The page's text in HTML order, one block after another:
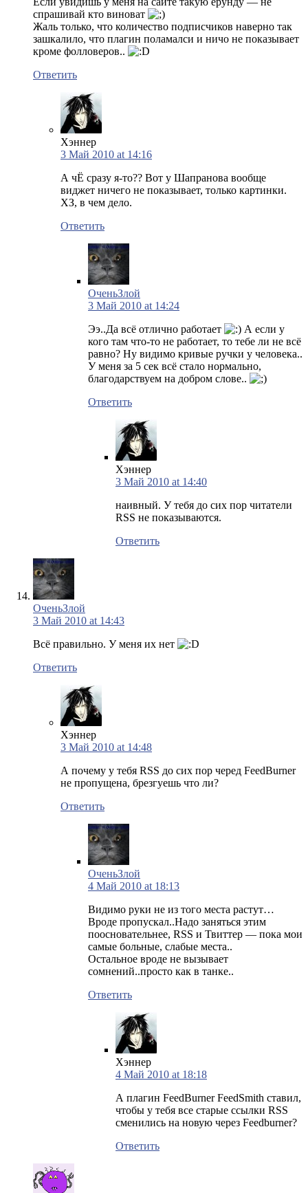
спрашивай кто виноват
Жаль только, что количество подписчиков наверно так
зашкалило, что плагин поламалси и ничо не показывает
кроме фолловеров..
Ответить
Хэннер
3 Май 2010 at 14:16
А чЁ сразу я-то?? Вот у Шапранова вообще
виджет ничего не показывает, только картинки.
ХЗ, в чем дело.
Ответить
ОченьЗлой
3 Май 2010 at 14:24
Ээ..Да всё отлично работает
А если у
кого там что-то не работает, то тебе ли не всё
равно? Ну видимо кривые ручки у человека..
У меня за 5 сек всё стало нормально,
благодарствуем на добром слове..
Ответить
Хэннер
3 Май 2010 at 14:40
наивный. У тебя до сих пор читатели
RSS не показываются.
Ответить
ОченьЗлой
3 Май 2010 at 14:43
Всё правильно. У меня их нет
Ответить
Хэннер
3 Май 2010 at 14:48
А почему у тебя RSS до сих пор черед FeedBurner
не пропущена, брезгуешь что ли?
Ответить
ОченьЗлой
4 Май 2010 at 18:13
Видимо руки не из того места растут…
Вроде пропускал..Надо заняться этим
поосновательнее, RSS и Твиттер — пока мои
самые больные, слабые места..
Остальное вроде не вызывает
сомнений..просто как в танке..
Ответить
Хэннер
4 Май 2010 at 18:18
А плагин FeedBurner FeedSmith ставил,
чтобы у тебя все старые ссылки RSS
сменились на новую через Feedburner?
Ответить